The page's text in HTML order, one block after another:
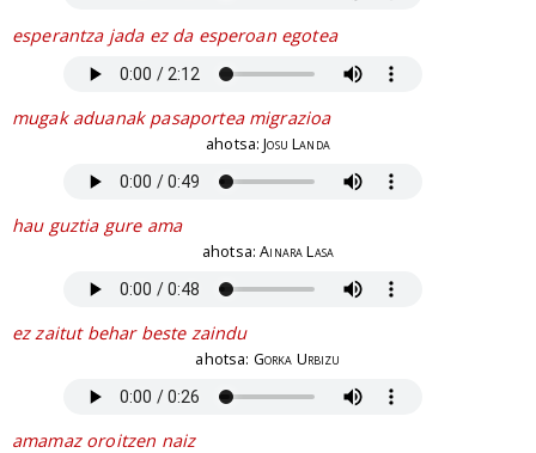
esperantza jada ez da esperoan egotea
mugak aduanak pasaportea migrazioa
ahotsa:Josu Landa
hau guztia gure ama
ahotsa:Ainara Lasa
ez zaitut behar beste zaindu
ahotsa: Gorka Urbizu
amamaz oroitzen naiz